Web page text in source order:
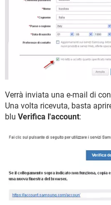
Verrà inviata una e-mail di
Una volta ricevuta, basta
blu Verifica l'account: